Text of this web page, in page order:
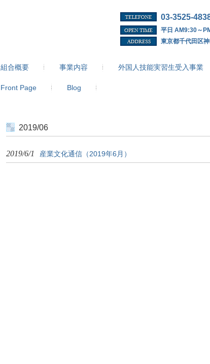
03-3525-
平日 AM9:30～
東京都千代田区
組合概要 事業内容 外国人技能実習生受入事業
Front Page Blog
2019/06
2019/6/1 産業文化通信（2019年6月）